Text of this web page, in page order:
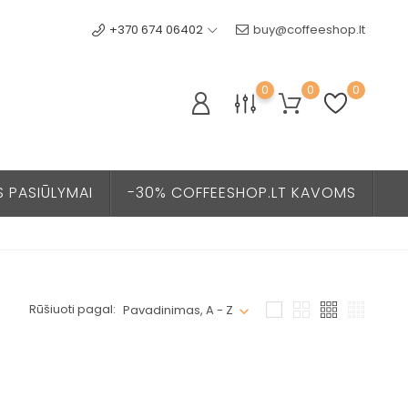
+370 674 06402 buy@coffeeshop.lt
0 0 0
PASIŪLYMAI -30% COFFEESHOP.LT KAVOMS
Rūšiuoti pagal: Pavadinimas, A - Z